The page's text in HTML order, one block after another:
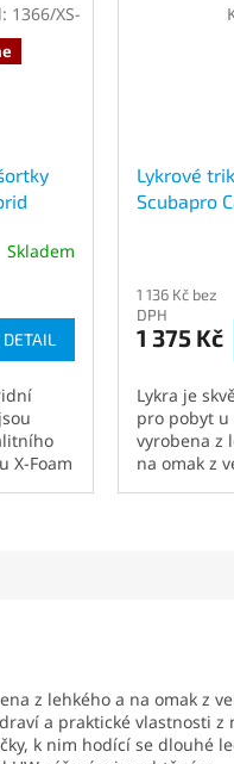
Skladem
DETAIL
X-Foam
1366/XS-
Lykrové
Scubapro
1 136 Kč bez
DPH
1 375 Kč
Lykra je
pro pobyt u
vyrobena z
na omak z
z lehkého a na omak z
a praktické vlastnosti z
k nim hodící se dlouhé